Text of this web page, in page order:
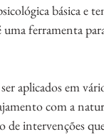
básica e
ferramenta
aplicados em
com a
intervenções